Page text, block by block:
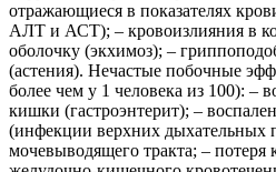
отражающиеся в показателях
АЛТ и АСТ); ‒ кровоизлияния в
оболочку (экхимоз); ‒
(астения). Нечастые побочные
более чем у 1 человека из 100): ‒
кишки (гастроэнтерит); ‒
(инфекции верхних дыхательных
мочевыводящего тракта; ‒ потеря